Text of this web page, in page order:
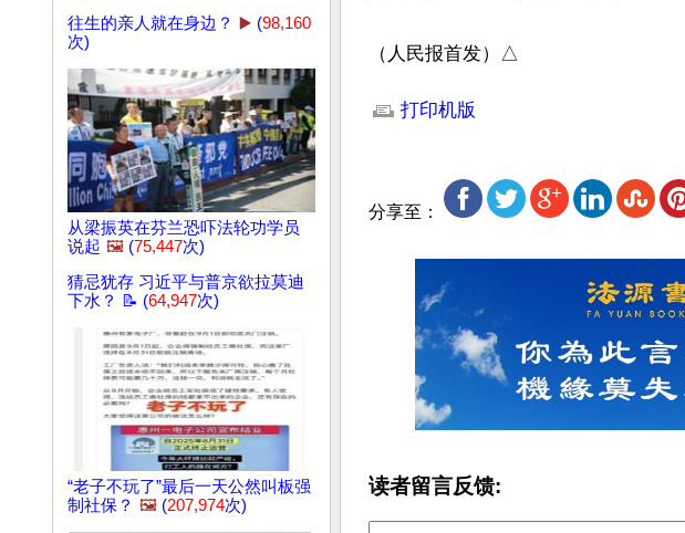
往生的亲人就在身边？
▶️ (98,160
次)
从梁振英在芬兰恐吓法轮功学员
说起 🖼️ (75,447次)
猜忌犹存 习近平与普京欲拉莫迪
下水？ 📝 (64,947次)
“老子不玩了”最后一天公然叫板强
制社保？ 🖼️ (207,974次)
（人民报首发）△
打印机版
分享至：
读者留言反馈: